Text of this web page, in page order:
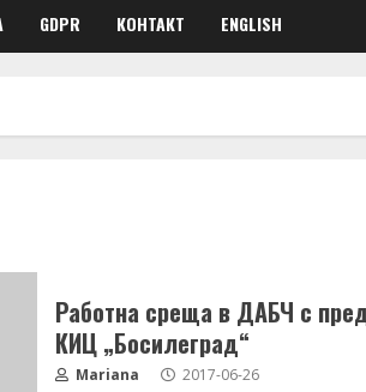
GDPR КОНТАКТ ENGLISH
Работна среща в ДАБЧ с
КИЦ „Босилеград“
Mariana 2017-06-26